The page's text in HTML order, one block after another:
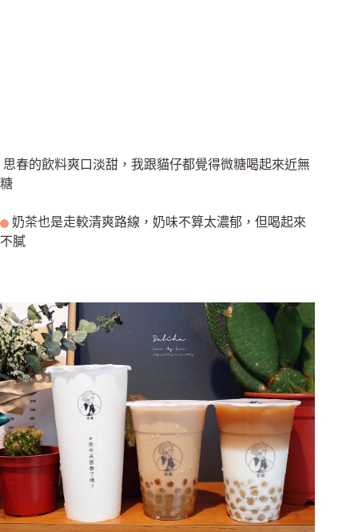
思春的飲料爽口淡甜，我跟貓仔都覺得微糖喝起來近無
糖
奶茶也是走較清爽路線，奶味不算太濃郁，但喝起來
不膩